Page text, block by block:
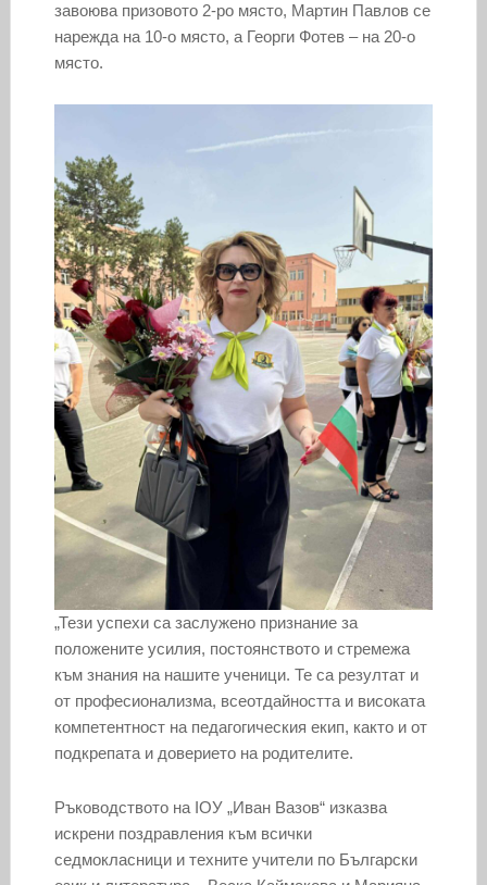
завоюва призовото 2-ро място, Мартин Павлов се
нарежда на 10-о място, а Георги Фотев – на 20-о
място.
„Тези успехи са заслужено признание за
положените усилия, постоянството и стремежа
към знания на нашите ученици. Те са резултат и
от професионализма, всеотдайността и високата
компетентност на педагогическия екип, както и от
подкрепата и доверието на родителите.
Ръководството на IОУ „Иван Вазов“ изказва
искрени поздравления към всички
седмокласници и техните учители по Български